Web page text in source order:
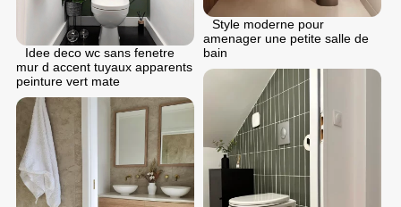
Style moderne pour
аmenager une petite salle de
bain
Idee deco wc sans fenetre
mur d accent tuyaux apparents
peinture vert mate